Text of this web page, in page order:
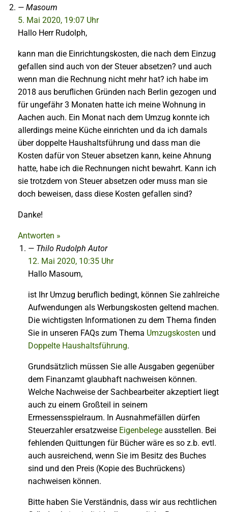
Masoum
5. Mai 2020, 19:07 Uhr
Hallo Herr Rudolph,
kann man die Einrichtungskosten, die nach dem Einzug
gefallen sind auch von der Steuer absetzen? und auch
wenn man die Rechnung nicht mehr hat? ich habe im
2018 aus beruflichen Gründen nach Berlin gezogen und
für ungefähr 3 Monaten hatte ich meine Wohnung in
Aachen auch. Ein Monat nach dem Umzug konnte ich
allerdings meine Küche einrichten und da ich damals
über doppelte Haushaltsführung und dass man die
Kosten dafür von Steuer absetzen kann, keine Ahnung
hatte, habe ich die Rechnungen nicht bewahrt. Kann ich
sie trotzdem von Steuer absetzen oder muss man sie
doch beweisen, dass diese Kosten gefallen sind?
Danke!
Antworten »
Thilo RudolphAutor
12. Mai 2020, 10:35 Uhr
Hallo Masoum,
ist Ihr Umzug beruflich bedingt, können Sie zahlreiche
Aufwendungen als Werbungskosten geltend machen.
Die wichtigsten Informationen zu dem Thema finden
Sie in unseren FAQs zum Thema Umzugskosten und
Doppelte Haushaltsführung.
Grundsätzlich müssen Sie alle Ausgaben gegenüber
dem Finanzamt glaubhaft nachweisen können.
Welche Nachweise der Sachbearbeiter akzeptiert liegt
auch zu einem Großteil in seinem
Ermessensspielraum. In Ausnahmefällen dürfen
Steuerzahler ersatzweise Eigenbelege ausstellen. Bei
fehlenden Quittungen für Bücher wäre es so z.b. evtl.
auch ausreichend, wenn Sie im Besitz des Buches
sind und den Preis (Kopie des Buchrückens)
nachweisen können.
Bitte haben Sie Verständnis, dass wir aus rechtlichen